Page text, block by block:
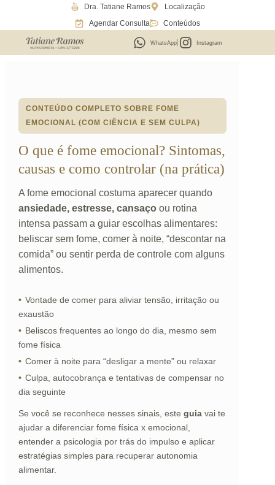
Dra. Tatiane Ramos
Localização
Agendar Consulta
Conteúdos
WhatsApp Instagram
CONTEÚDO COMPLETO SOBRE FOME
EMOCIONAL (COM CIÊNCIA E SEM CULPA)
O que é fome emocional? Sintomas,
causas e como controlar (na prática)
A fome emocional costuma aparecer quando
ansiedade, estresse, cansaço ou rotina
intensa passam a guiar escolhas alimentares:
beliscar sem fome, comer à noite, “descontar na
comida” ou sentir perda de controle com alguns
alimentos.
Vontade de comer para aliviar tensão, irritação ou
exaustão
Beliscos frequentes ao longo do dia, mesmo sem
fome física
Comer à noite para “desligar a mente” ou relaxar
Culpa, autocobrança e tentativas de compensar no
dia seguinte
Se você se reconhece nesses sinais, este guia vai te
ajudar a diferenciar fome física x emocional,
entender a psicologia por trás do impulso e aplicar
estratégias simples para recuperar autonomia
alimentar.